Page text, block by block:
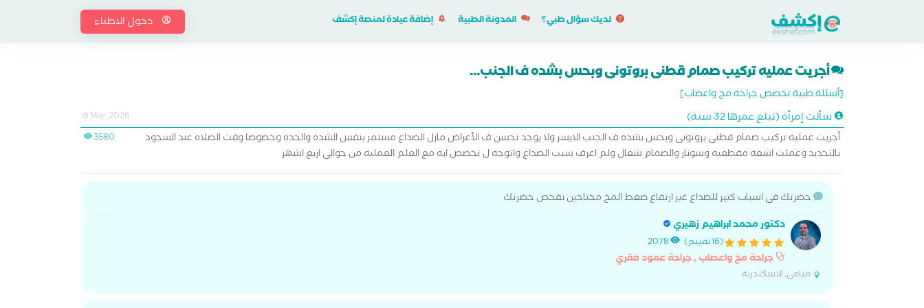
لديك سؤال طبي؟ المدونة الطبية إضافة عيادة لمنصة إكشف دخول الاطباء
أجريت عمليه تركيب صمام قطنى بروتونى وبحس بشده ف الجنب...
[أسئلة طبية تخصص جراحة مخ واعصاب]
سألت إمرأة (تبلغ عمرها 32 سنة)
16 May, 2026
3580
أجريت عمليه تركيب صمام قطنى بروتونى وبحس بشده ف الجنب الايسر ولا يوجد تحسن ف الأعراض مازل الصداع مستمر بنفس الشده والحده وخصوصا وقت الصلاه عند السجود
بالتحديد وعملت اشعه مقطعيه وسونار والصمام شغال ولم اعرف سبب الصداع واتوجه ل تخصص ايه مع العلم العمليه من حوالى اربع اشهر
حضرتك فى اسباب كتير للصداع غير ارتفاع ضغط المخ محتاحين نفحص حضرتك
دكتور محمد ابراهيم زهيري
(16 تقييم) 2078
جراحة مخ واعصاب , جراحة عمود فقري
ميامي, الاسكندرية